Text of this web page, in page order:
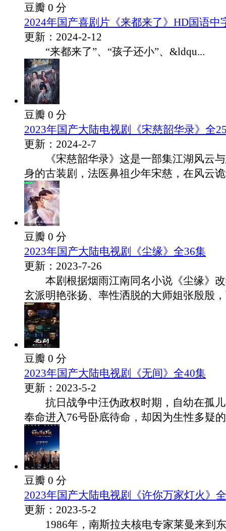
豆瓣 0 分
2024年国产喜剧片《来都来了》HD国语中
更新：2024-2-12
“来都来了”、“孩子还小”、&ldqu...
豆瓣 0 分
2023年国产大陆电视剧《宋慈韶华录》全
更新：2024-2-7
《宋慈韶华录》这是一部集江湖风云与
身的古装剧，法医鼻祖少年宋慈，在风云
豆瓣 0 分
2023年国产大陆电视剧《尘缘》全36集
更新：2023-7-26
本剧根据烟雨江南同名小说《尘缘》改
玄派明艳张扬、率性洒脱的大师姐张殷殷
豆瓣 0 分
2023年国产大陆电视剧《无间》全40集
更新：2023-5-2
抗日战争中汪伪政权时期，自幼在孤儿
奉命进入76号卧底待命，却因为生性多疑
豆瓣 0 分
2023年国产大陆电视剧《许你万家灯火》
更新：2023-5-2
1986年，南斯拉夫核电专家莱曼来到